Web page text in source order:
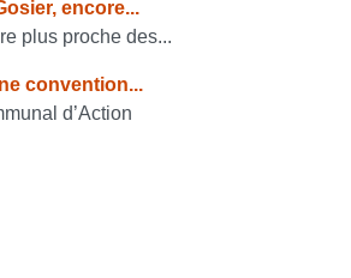
encore...
plus proche des...
convention...
d’Action